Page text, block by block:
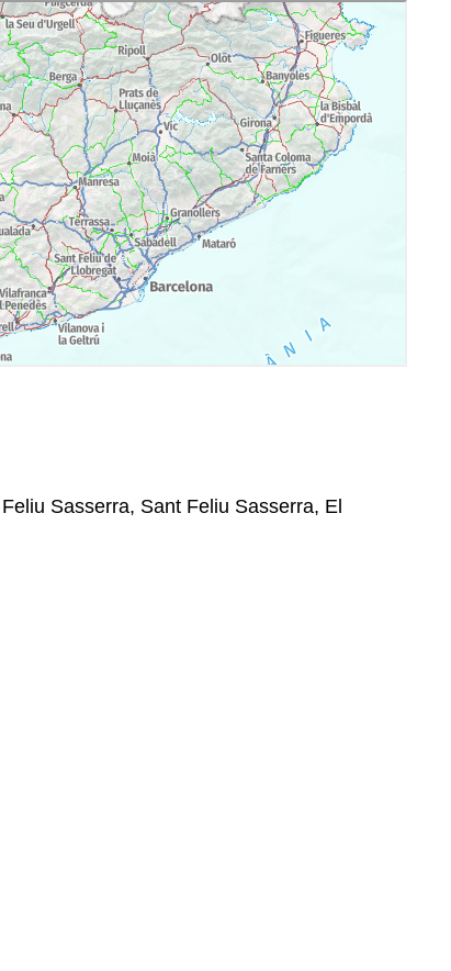
Sasserra, Sant Feliu Sasserra, El